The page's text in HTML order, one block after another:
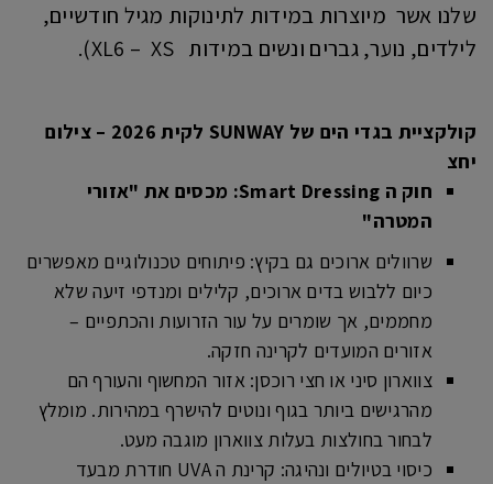
שלנו אשר מיוצרות במידות לתינוקות מגיל חודשיים,
לילדים, נוער, גברים ונשים במידות XL6 – XS).
קולקציית בגדי הים של SUNWAY לקית 2026 – צילום
יחצ
חוק ה
מכסים את "אזורי
המטרה"
שרוולים ארוכים גם בקיץ: פיתוחים טכנולוגיים מאפשרים
כיום ללבוש בדים ארוכים, קלילים ומנדפי זיעה שלא
מחממים, אך שומרים על עור הזרועות והכתפיים –
אזורים המועדים לקרינה חזקה.
צווארון סיני או חצי רוכסן: אזור המחשוף והעורף הם
מהרגישים ביותר בגוף ונוטים להישרף במהירות. מומלץ
לבחור בחולצות בעלות צווארון מוגבה מעט.
כיסוי בטיולים ונהיגה: קרינת ה UVA חודרת מבעד